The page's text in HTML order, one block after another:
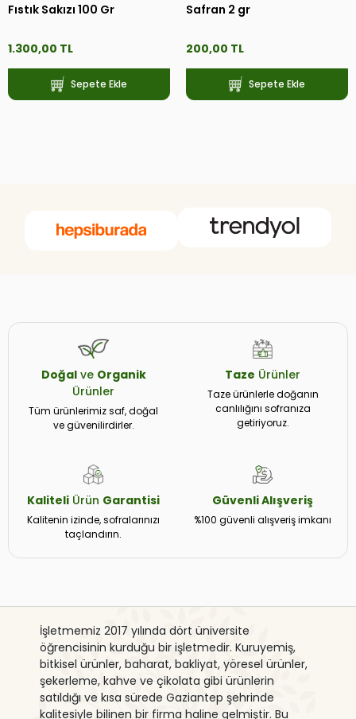
Fıstık Sakızı 100 Gr
1.300,00 TL
Sepete Ekle
Safran 2 gr
200,00 TL
Sepete Ekle
Doğalve Organik
Ürünler
Tüm ürünlerimiz saf, doğal
ve güvenilirdirler.
Taze Ürünler
Taze ürünlerle doğanın
canlılığını sofranıza
getiriyoruz.
Kaliteli Ürün Garantisi
Kalitenin izinde, sofralarınızı
taçlandırın.
GüvenliAlışveriş
%100 güvenli alışveriş imkanı
İşletmemiz 2017 yılında dört üniversite
öğrencisinin kurduğu bir işletmedir. Kuruyemiş,
bitkisel ürünler, baharat, bakliyat, yöresel ürünler,
şekerleme, kahve ve çikolata gibi ürünlerin
satıldığı ve kısa sürede Gaziantep şehrinde
kalitesiyle bilinen bir firma haline gelmiştir. Bu